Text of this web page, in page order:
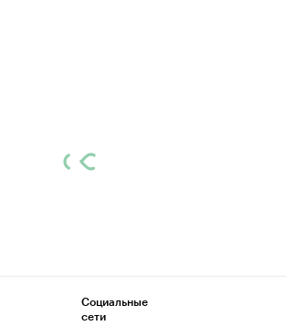
Социальные
сети